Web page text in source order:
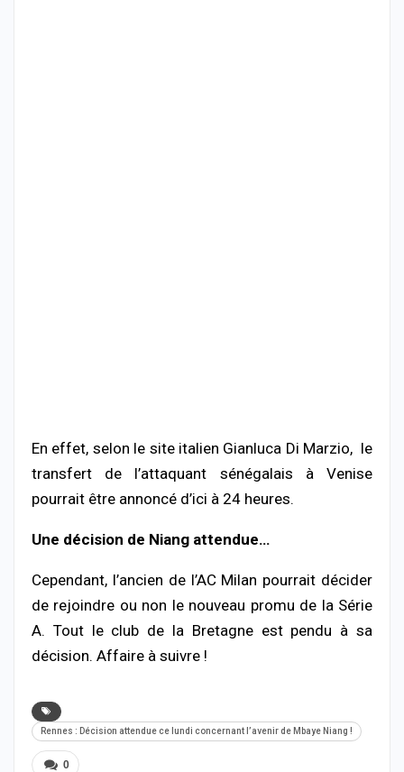
En effet, selon le site italien Gianluca Di Marzio, le
transfert de l’attaquant sénégalais à Venise
pourrait être annoncé d’ici à 24 heures.
Une décision de Niang attendue…
Cependant, l’ancien de l’AC Milan pourrait décider
de rejoindre ou non le nouveau promu de la Série
A. Tout le club de la Bretagne est pendu à sa
décision. Affaire à suivre !
Rennes : Décision attendue ce lundi concernant l’avenir de Mbaye Niang !
0